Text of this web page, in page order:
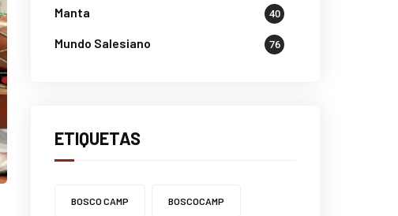
Manta 40
Mundo Salesiano 76
ETIQUETAS
BOSCO CAMP BOSCOCAMP